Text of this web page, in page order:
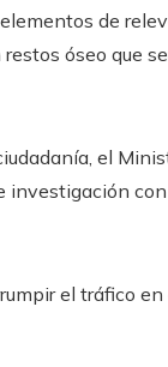
de
óseo que
el
investigación